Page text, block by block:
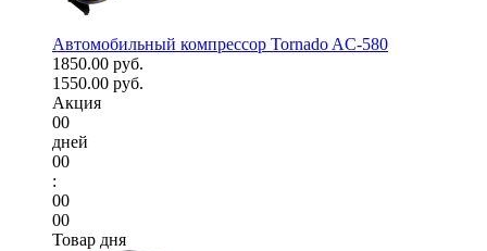
Автомобильный компрессор Tornado AC-580
1850.00 руб.
1550.00 руб.
Акция
00
дней
00
:
00
00
Товар дня